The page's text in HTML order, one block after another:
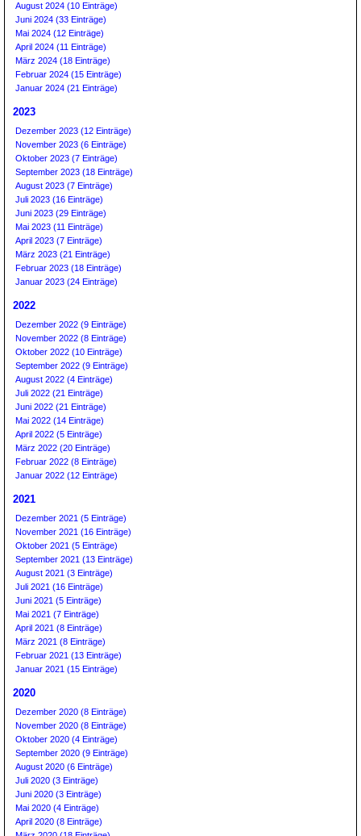
August 2024 (10 Einträge)
Juni 2024 (33 Einträge)
Mai 2024 (12 Einträge)
April 2024 (11 Einträge)
März 2024 (18 Einträge)
Februar 2024 (15 Einträge)
Januar 2024 (21 Einträge)
2023
Dezember 2023 (12 Einträge)
November 2023 (6 Einträge)
Oktober 2023 (7 Einträge)
September 2023 (18 Einträge)
August 2023 (7 Einträge)
Juli 2023 (16 Einträge)
Juni 2023 (29 Einträge)
Mai 2023 (11 Einträge)
April 2023 (7 Einträge)
März 2023 (21 Einträge)
Februar 2023 (18 Einträge)
Januar 2023 (24 Einträge)
2022
Dezember 2022 (9 Einträge)
November 2022 (8 Einträge)
Oktober 2022 (10 Einträge)
September 2022 (9 Einträge)
August 2022 (4 Einträge)
Juli 2022 (21 Einträge)
Juni 2022 (21 Einträge)
Mai 2022 (14 Einträge)
April 2022 (5 Einträge)
März 2022 (20 Einträge)
Februar 2022 (8 Einträge)
Januar 2022 (12 Einträge)
2021
Dezember 2021 (5 Einträge)
November 2021 (16 Einträge)
Oktober 2021 (5 Einträge)
September 2021 (13 Einträge)
August 2021 (3 Einträge)
Juli 2021 (16 Einträge)
Juni 2021 (5 Einträge)
Mai 2021 (7 Einträge)
April 2021 (8 Einträge)
März 2021 (8 Einträge)
Februar 2021 (13 Einträge)
Januar 2021 (15 Einträge)
2020
Dezember 2020 (8 Einträge)
November 2020 (8 Einträge)
Oktober 2020 (4 Einträge)
September 2020 (9 Einträge)
August 2020 (6 Einträge)
Juli 2020 (3 Einträge)
Juni 2020 (3 Einträge)
Mai 2020 (4 Einträge)
April 2020 (8 Einträge)